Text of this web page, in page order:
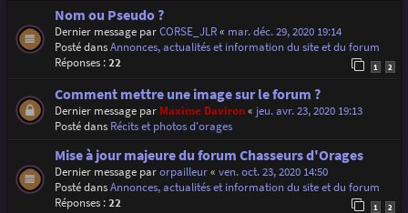
r
Nom ou Pseudo ?
Dernier message parCORSE_JLR« mar. déc. 29, 2020 19:14
Posté dansAnnonces, actualités et information du site et du forum
Réponses :22 1 2
Comment mettre une image sur le forum ?
Dernier message par Maxime Daviron« jeu. avr. 23, 2020 19:13
Posté dans Récits et photos d'orages
Mise à jour majeure du forum Chasseurs d'Orages
Dernier message parorpailleur« ven. oct. 23, 2020 14:50
Posté dansAnnonces, actualités et information du site et du forum
Réponses :22 1 2